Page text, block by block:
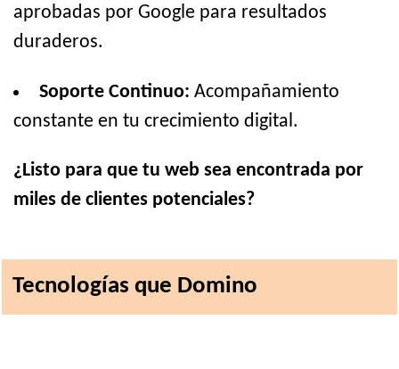
aprobadas por Google para resultados
duraderos.
Soporte Continuo: Acompañamiento
constante en tu crecimiento digital.
¿Listo para que tu web sea encontrada por
miles de clientes potenciales?
Tecnologías que Domino